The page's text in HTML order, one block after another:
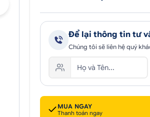
Để lại thông tin tư
Chúng tôi sẽ liên hệ quý
MUA NGAY
Thanh toán ngay